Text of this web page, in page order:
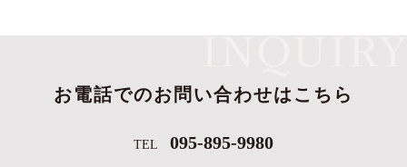
お電話でのお問い合わせはこちら
TEL 095-895-9980